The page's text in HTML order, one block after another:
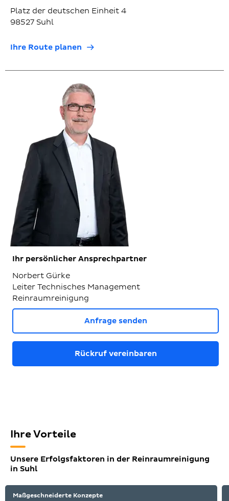
Platz der deutschen Einheit 4
98527 Suhl
Ihre Route planen
Ihr persönlicher Ansprechpartner
Norbert Gürke
Leiter Technisches Management
Reinraumreinigung
Anfrage senden
Rückruf vereinbaren
Ihre Vorteile
Unsere Erfolgsfaktoren in der Reinraumreinigung
in Suhl
Maßgeschneiderte Konzepte